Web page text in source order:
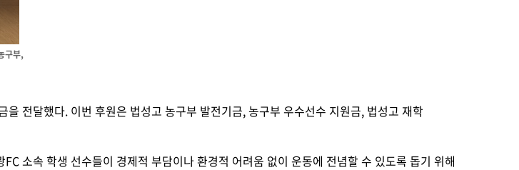
구부,
전달했다. 이번 후원은 법성고 농구부 발전기금, 농구부 우수선수 지원금, 법성고 재학
소속 학생 선수들이 경제적 부담이나 환경적 어려움 없이 운동에 전념할 수 있도록 돕기 위해